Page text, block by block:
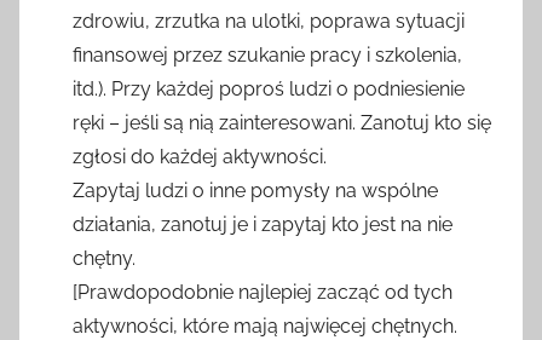
zdrowiu, zrzutka na ulotki, poprawa sytuacji
finansowej przez szukanie pracy i szkolenia,
itd.). Przy każdej poproś ludzi o podniesienie
ręki – jeśli są nią zainteresowani. Zanotuj kto się
zgłosi do każdej aktywności.
Zapytaj ludzi o inne pomysły na wspólne
działania, zanotuj je i zapytaj kto jest na nie
chętny.
[Prawdopodobnie najlepiej zacząć od tych
aktywności, które mają najwięcej chętnych.